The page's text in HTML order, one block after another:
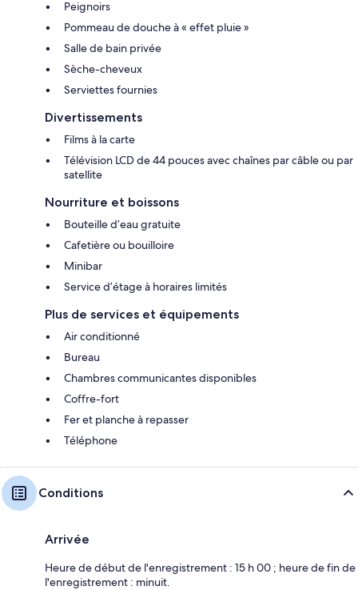
Peignoirs
Pommeau de douche à « effet pluie »
Salle de bain privée
Sèche-cheveux
Serviettes fournies
Divertissements
Films à la carte
Télévision LCD de 44 pouces avec chaînes par câble ou par
satellite
Nourriture et boissons
Bouteille d’eau gratuite
Cafetière ou bouilloire
Minibar
Service d’étage à horaires limités
Plus de services et équipements
Air conditionné
Bureau
Chambres communicantes disponibles
Coffre-fort
Fer et planche à repasser
Téléphone
Conditions
Arrivée
Heure de début de l'enregistrement : 15 h 00 ; heure de fin de
l'enregistrement : minuit.